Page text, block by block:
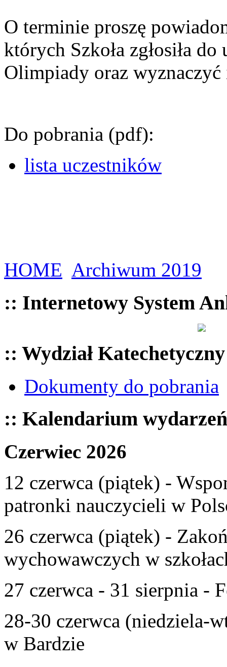
O terminie proszę
których Szkoła zgłosiła
Olimpiady oraz
Do pobrania (pdf):
lista uczestników
HOME Archiwum 2019
:: Internetowy System
:: Wydział Katechetyczny
Dokumenty do pobrania
:: Kalendarium wydarzeń
Czerwiec 2026
12 czerwca (piątek) -
patronki nauczycieli w
26 czerwca (piątek) -
wychowawczych w
27 czerwca - 31 sierpnia -
28-30 czerwca (niedziela-
w Bardzie